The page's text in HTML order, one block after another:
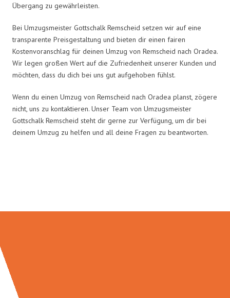
Übergang zu gewährleisten.
Bei Umzugsmeister Gottschalk Remscheid setzen wir auf eine
transparente Preisgestaltung und bieten dir einen fairen
Kostenvoranschlag für deinen Umzug von Remscheid nach Oradea.
Wir legen großen Wert auf die Zufriedenheit unserer Kunden und
möchten, dass du dich bei uns gut aufgehoben fühlst.
Wenn du einen Umzug von Remscheid nach Oradea planst, zögere
nicht, uns zu kontaktieren. Unser Team von Umzugsmeister
Gottschalk Remscheid steht dir gerne zur Verfügung, um dir bei
deinem Umzug zu helfen und all deine Fragen zu beantworten.